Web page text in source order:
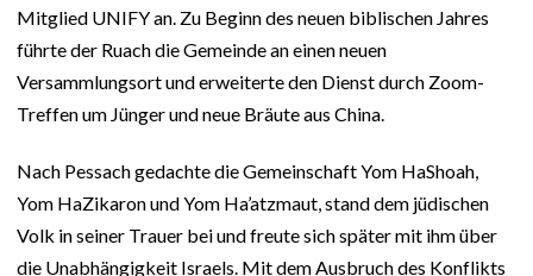
Mitglied UNIFY an. Zu Beginn des neuen biblischen Jahres
führte der Ruach die Gemeinde an einen neuen
Versammlungsort und erweiterte den Dienst durch Zoom-
Treffen um Jünger und neue Bräute aus China.
Nach Pessach gedachte die Gemeinschaft Yom HaShoah,
Yom HaZikaron und Yom Ha’atzmaut, stand dem jüdischen
Volk in seiner Trauer bei und freute sich später mit ihm über
die Unabhängigkeit Israels. Mit dem Ausbruch des Konflikts